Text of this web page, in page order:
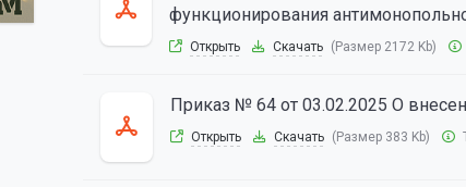
функционирования
Открыть Скачать (Размер 2172 Kb)
Приказ № 64 от 03.02.2025 О
Открыть Скачать (Размер 383 Kb)